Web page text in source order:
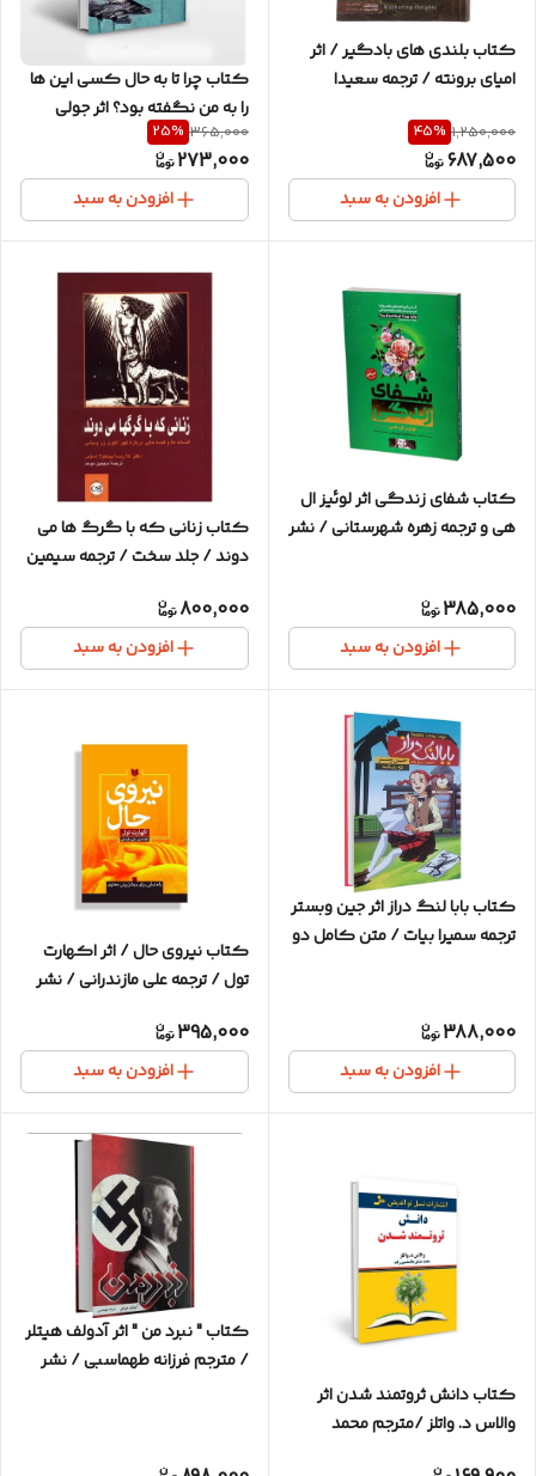
کتاب بلندی های بادگیر / اثر
امیای برونته / ترجمه سعیدا
1,250,000
45%
687,500
افزودن به سبد
کتاب چرا تا به حال کسی این ها
را به من نگفته بود؟ اثر جولی
اسمیت و ترجمه آرزو شنطیائی /
نشر میلکان / متن و ترجمه کامل
365,000
25%
273,000
افزودن به سبد
کتاب شفای زندگی اثر لوئیز ال
هی و ترجمه زهره شهرستانی / نشر
385,000
افزودن به سبد
کتاب زنانی که با گرگ ها می
دوند / جلد سخت / ترجمه سیمین
اصلی
800,000
افزودن به سبد
کتاب بابا لنگ دراز اثر جین وبستر
ترجمه سمیرا بیات / متن کامل دو
388,000
افزودن به سبد
کتاب نیروی حال / اثر اکهارت
تول / ترجمه علی مازندرانی / نشر
395,000
افزودن به سبد
کتاب دانش ثروتمند شدن اثر
والاس د. واتلز /مترجم محمد
کتاب " نبرد من " اثر آدولف هیتلر
/ مترجم فرزانه طهماسبی / نشر